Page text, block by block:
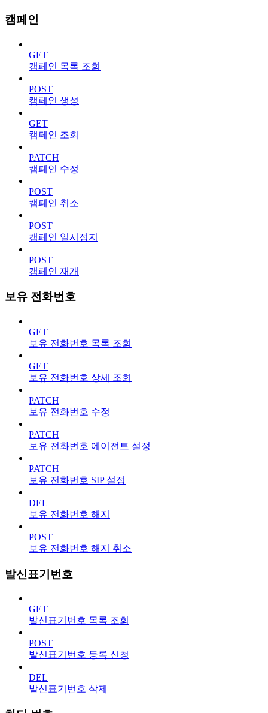
캠페인
GET
캠페인 목록 조회
POST
캠페인 생성
GET
캠페인 조회
PATCH
캠페인 수정
POST
캠페인 취소
POST
캠페인 일시정지
POST
캠페인 재개
보유 전화번호
GET
보유 전화번호 목록 조회
GET
보유 전화번호 상세 조회
PATCH
보유 전화번호 수정
PATCH
보유 전화번호 에이전트 설정
PATCH
보유 전화번호 SIP 설정
DEL
보유 전화번호 해지
POST
보유 전화번호 해지 취소
발신표기번호
GET
발신표기번호 목록 조회
POST
발신표기번호 등록 신청
DEL
발신표기번호 삭제